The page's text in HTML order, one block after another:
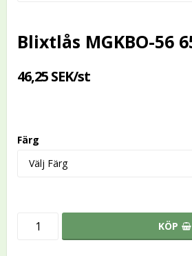
Blixtlås MGKBO-56
46,25 SEK/st
Färg
KÖP